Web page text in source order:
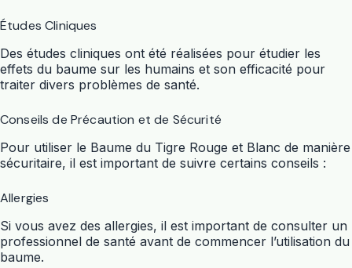
Études Cliniques
Des études cliniques ont été réalisées pour étudier les
effets du baume sur les humains et son efficacité pour
traiter divers problèmes de santé.
Conseils de Précaution et de Sécurité
Pour utiliser le Baume du Tigre Rouge et Blanc de manière
sécuritaire, il est important de suivre certains conseils :
Allergies
Si vous avez des allergies, il est important de consulter un
professionnel de santé avant de commencer l’utilisation du
baume.